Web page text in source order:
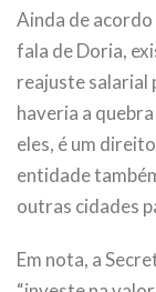
Ainda de
fala de Doria,
reajuste salarial
haveria a
eles, é um
entidade
outras cidades
Em nota, a